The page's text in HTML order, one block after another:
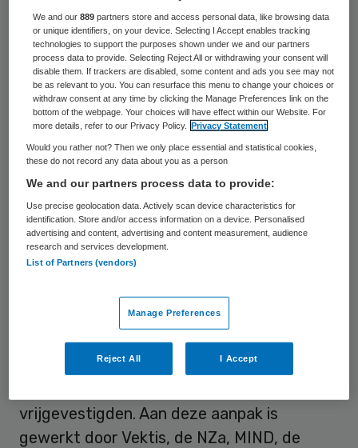
De eerste inzichten laten zien dat iets meer
dan de helft van de mensen binnen de
Treeknorm van 14 weken na verwijzing kan
starten met behandeling. Ongeveer tachtig
procent kan binnen een half jaar na
verwijzing starten.
Voorheen was wachttijdinformatie
afhankelijk van handmatige aanlevering
door een deel van de aanbieders. Dat had
verschillen in definities en frequentie en
extra administratieve druk tot gevolg.
het nieuwe dashboardworden wachttijden
afgeleid uit declaratiedata van alle ggz-
aanbieders die daadwerkelijk zorg hebben
vrijgevestigden. Aan deze aanpak is
gewerkt door Vektis, de NZa, MIND, de
We and our889 partners store and access personal data, like browsing data
or unique identifiers, on your device. Selecting I Accept enables tracking
technologies to support the purposes shown under we and our partners
process data to provide. Selecting Reject All or withdrawing your consent will
disable them. If trackers are disabled, some content and ads you see may not
be as relevant to you. You can resurface this menu to change your choices or
withdraw consent at any time by clicking the Manage Preferences link on the
bottom of the webpage. Your choices will have effect within our Website. For
more details, refer to our Privacy Policy.
Privacy Statement
Would you rather not? Then we only place essential and statistical cookies,
these do not record any data about you as a person
We and our partners process data to provide:
Use precise geolocation data. Actively scan device characteristics for
identification. Store and/or access information on a device. Personalised
advertising and content, advertising and content measurement, audience
research and services development.
List of Partners (vendors)
Manage Preferences
Reject All I Accept